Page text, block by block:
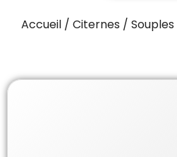
Accueil / Citernes / Souples